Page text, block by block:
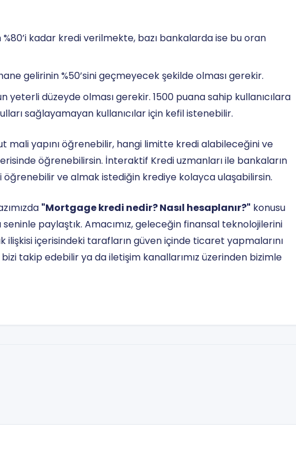
kadar kredi verilmekte, bazı bankalarda ise bu oran
gelirinin %50’sini geçmeyecek şekilde olması gerekir.
yeterli düzeyde olması gerekir. 1500 puana sahip kullanıcılara
sağlayamayan kullanıcılar için kefil istenebilir.
mali yapını öğrenebilir, hangi limitte kredi alabileceğini ve
öğrenebilirsin. İnteraktif Kredi uzmanları ile bankaların
öğrenebilir ve almak istediğin krediye kolayca ulaşabilirsin.
"Mortgage kredi nedir? Nasıl hesaplanır?" konusu
paylaştık. Amacımız, geleceğin finansal teknolojilerini
içerisindeki tarafların güven içinde ticaret yapmalarını
takip edebilir ya da iletişim kanallarımız üzerinden bizimle